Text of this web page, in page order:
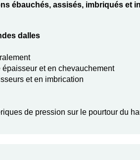
ébauchés, assisés, imbriqués et
dalles
épaisseur et en chevauchement
et en imbrication
de pression sur le pourtour du